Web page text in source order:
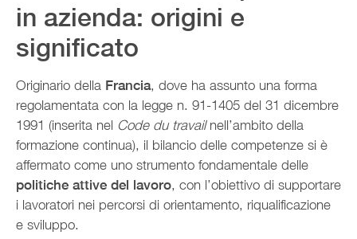
in azienda: origini e
significato
Originario della Francia, dove ha assunto una forma
regolamentata con la legge n. 91-1405 del 31 dicembre
1991 (inserita nel Code du travailnell’ambito della
formazione continua), il bilancio delle competenze si è
affermato come uno strumento fondamentale delle
politiche attive del lavoro, con l’obiettivo di supportare
i lavoratori nei percorsi di orientamento, riqualificazione
e sviluppo.